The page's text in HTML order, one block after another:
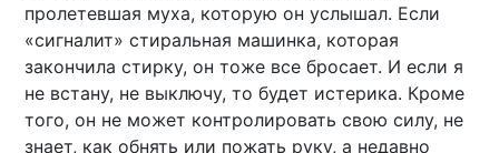
пролетевшая муха, которую он услышал. Если
«сигналит» стиральная машинка, которая
закончила стирку, он тоже все бросает. И если я
не встану, не выключу, то будет истерика. Кроме
того, он не может контролировать свою силу, не
знает, как обнять или пожать руку, а недавно